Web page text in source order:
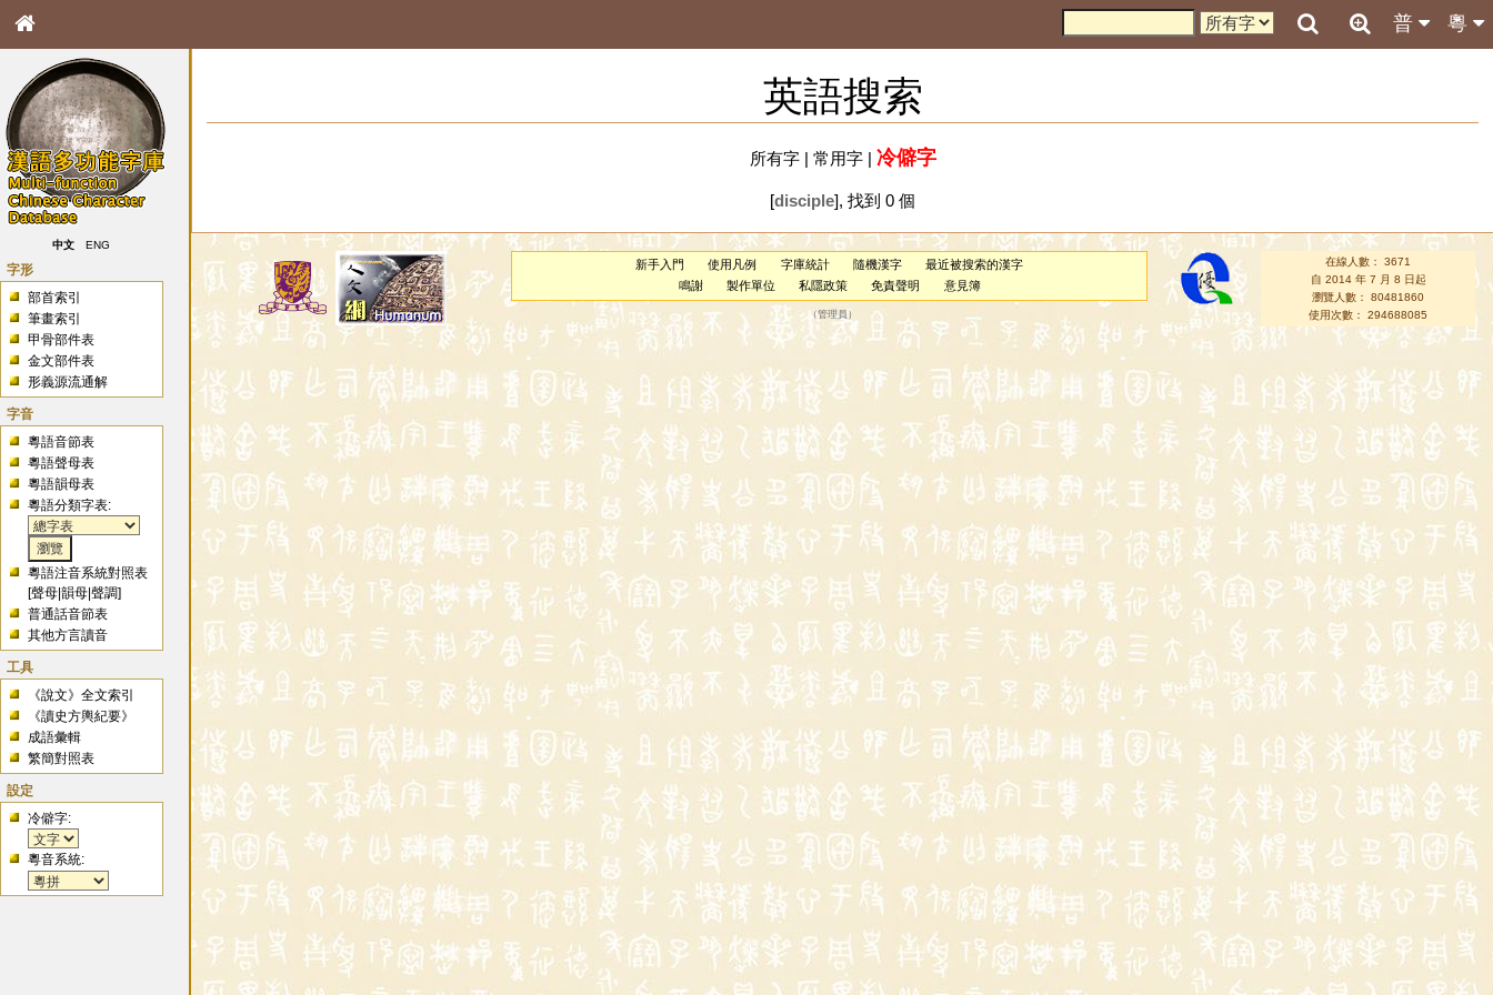
粵
普
中文 ENG
字形
部首索引
筆畫索引
甲骨部件表
金文部件表
形義源流通解
字音
粵語音節表
粵語聲母表
粵語韻母表
粵語分類字表:
粵語注音系統對照表
[聲母 |韻母 |聲調]
普通話音節表
其他方言讀音
工具
《說文》全文索引
《讀史方輿紀要》
成語彙輯
繁簡對照表
設定
冷僻字:
粵音系統:
英語搜索
所有字| 常用字| 冷僻字
[disciple], 找到 0 個
新手入門 使用凡例 字庫統計 隨機漢字
最近被搜索的漢字
鳴謝
製作單位 私隱政策 免責聲明 意見簿
（管理員 ）
在線人數： 3671
自 2014 年 7 月 8 日起
瀏覽人數： 80481860
使用次數： 294688085